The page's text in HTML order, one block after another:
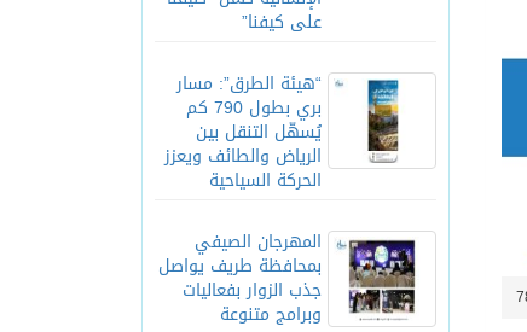
على كيفنا”
“هيئة الطرق”: مسار
بري بطول 790 كم
يُسهّل التنقل بين
الرياض والطائف ويعزز
الحركة السياحية
المهرجان الصيفي
بمحافظة طريف يواصل
جذب الزوار بفعاليات
وبرامج متنوعة